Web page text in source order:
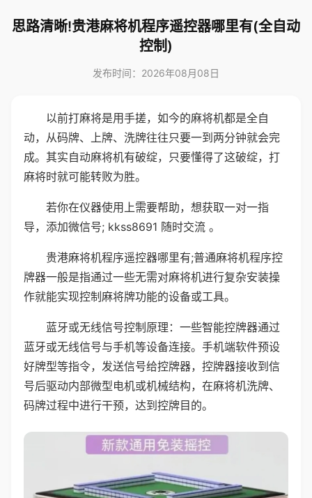
思路清晰!贵港麻将机程序遥控器哪里有(全自动
控制)
发布时间：2026年08月08日
以前打麻将是用手搓，如今的麻将机都是全自
动，从码牌、上牌、洗牌往往只要一到两分钟就会完
成。其实自动麻将机有破绽，只要懂得了这破绽，打
麻将时就可能转败为胜。
若你在仪器使用上需要帮助，想获取一对一指
导，添加微信号; kkss8691 随时交流 。
贵港麻将机程序遥控器哪里有;普通麻将机程序控
牌器一般是指通过一些无需对麻将机进行复杂安装操
作就能实现控制麻将牌功能的设备或工具。
蓝牙或无线信号控制原理：一些智能控牌器通过
蓝牙或无线信号与手机等设备连接。手机端软件预设
好牌型等指令，发送信号给控牌器，控牌器接收到信
号后驱动内部微型电机或机械结构，在麻将机洗牌、
码牌过程中进行干预，达到控牌目的。